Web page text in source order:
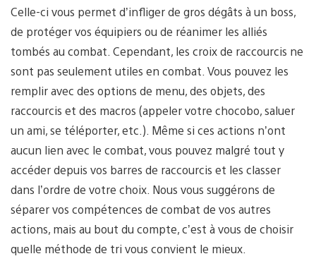
Celle-ci vous permet d’infliger de gros dégâts à un boss,
de protéger vos équipiers ou de réanimer les alliés
tombés au combat. Cependant, les croix de raccourcis ne
sont pas seulement utiles en combat. Vous pouvez les
remplir avec des options de menu, des objets, des
raccourcis et des macros (appeler votre chocobo, saluer
un ami, se téléporter, etc.). Même si ces actions n’ont
aucun lien avec le combat, vous pouvez malgré tout y
accéder depuis vos barres de raccourcis et les classer
dans l’ordre de votre choix. Nous vous suggérons de
séparer vos compétences de combat de vos autres
actions, mais au bout du compte, c’est à vous de choisir
quelle méthode de tri vous convient le mieux.